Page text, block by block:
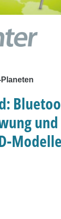
Modelle